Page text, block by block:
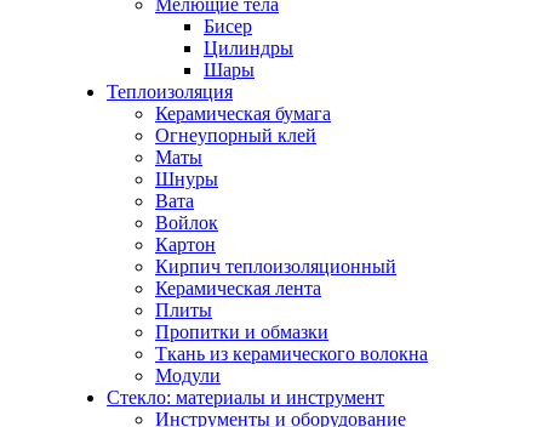
Мелющие тела
Бисер
Цилиндры
Шары
Теплоизоляция
Керамическая бумага
Огнеупорный клей
Маты
Шнуры
Вата
Войлок
Картон
Кирпич теплоизоляционный
Керамическая лента
Плиты
Пропитки и обмазки
Ткань из керамического волокна
Модули
Стекло: материалы и инструмент
Инструменты и оборудование